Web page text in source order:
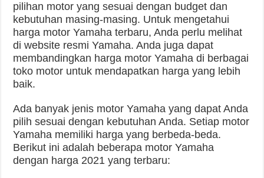
pilihan motor yang sesuai dengan budget dan
kebutuhan masing-masing. Untuk mengetahui
harga motor Yamaha terbaru, Anda perlu melihat
di website resmi Yamaha. Anda juga dapat
membandingkan harga motor Yamaha di berbagai
toko motor untuk mendapatkan harga yang lebih
baik.
Ada banyak jenis motor Yamaha yang dapat Anda
pilih sesuai dengan kebutuhan Anda. Setiap motor
Yamaha memiliki harga yang berbeda-beda.
Berikut ini adalah beberapa motor Yamaha
dengan harga 2021 yang terbaru: